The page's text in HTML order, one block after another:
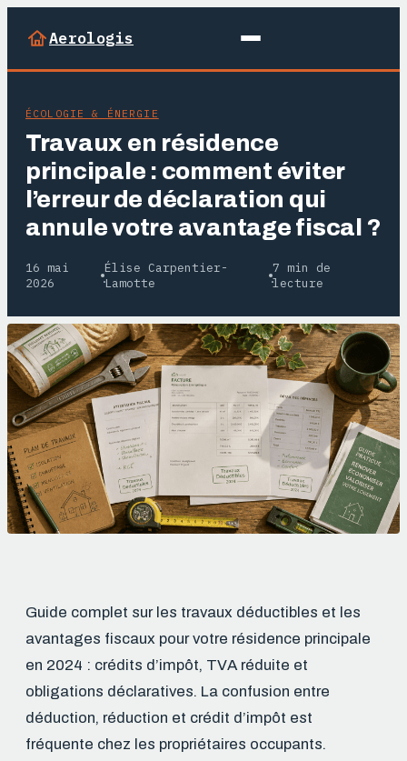
Aerologis
ÉCOLOGIE & ÉNERGIE
Travaux en résidence
principale : comment éviter
l’erreur de déclaration qui
annule votre avantage fiscal ?
16 mai
2026
·
Élise Carpentier-
Lamotte
·
7 min de
lecture
Guide complet sur les travaux déductibles et les
avantages fiscaux pour votre résidence principale
en 2024 : crédits d’impôt, TVA réduite et
obligations déclaratives. La confusion entre
déduction, réduction et crédit d’impôt est
fréquente chez les propriétaires occupants.